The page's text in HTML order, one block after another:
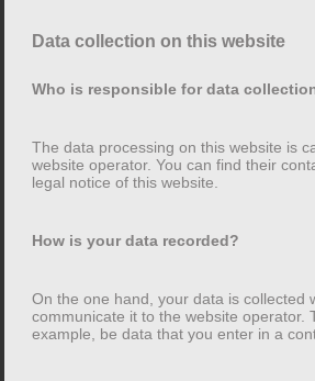
Représenté par:Lore Mühlbauer
Contact:
E-mail:
Accordé par l’État: Allemagne
Exclusion de responsabilité
Data collection on this website
Who is responsible for data
The data processing on this website is
website operator. You can find their
legal notice of this website.
How is your data recorded?
On the one hand, your data is collected
communicate it to the website operator.
example, be data that you enter in a